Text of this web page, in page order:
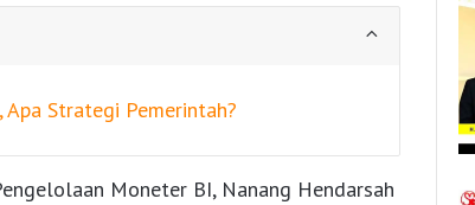
Apa Strategi Pemerintah?
Moneter BI, Nanang Hendarsah